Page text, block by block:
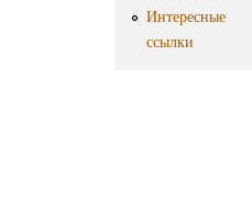
Интересные
ссылки